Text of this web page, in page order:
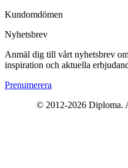
Kundomdömen
Nyhetsbrev
Anmäl dig till vårt nyhetsbrev
inspiration och aktuella
Prenumerera
© 2012-2026 Diploma.